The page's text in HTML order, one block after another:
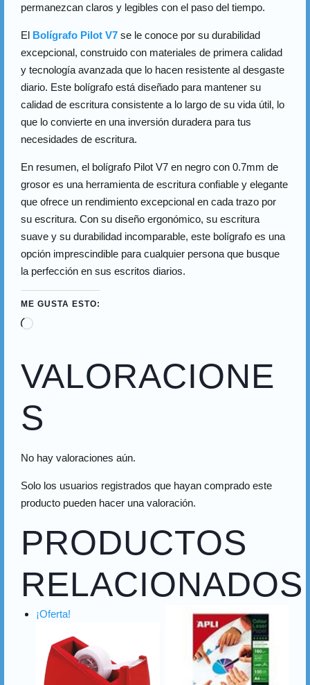
permanezcan claros y legibles con el paso del tiempo.
ElBolígrafo Pilot V7se le conoce por su durabilidad
excepcional, construido con materiales de primera calidad
y tecnología avanzada que lo hacen resistente al desgaste
diario. Este bolígrafo está diseñado para mantener su
calidad de escritura consistente a lo largo de su vida útil, lo
que lo convierte en una inversión duradera para tus
necesidades de escritura.
En resumen, el bolígrafo Pilot V7 en negro con 0.7mm de
grosor es una herramienta de escritura confiable y elegante
que ofrece un rendimiento excepcional en cada trazo por
su escritura. Con su diseño ergonómico, su escritura
suave y su durabilidad incomparable, este bolígrafo es una
opción imprescindible para cualquier persona que busque
la perfección en sus escritos diarios.
ME GUSTA ESTO:
VALORACIONE
S
No hay valoraciones aún.
Solo los usuarios registrados que hayan comprado este
producto pueden hacer una valoración.
PRODUCTOS
RELACIONADOS
¡Oferta!